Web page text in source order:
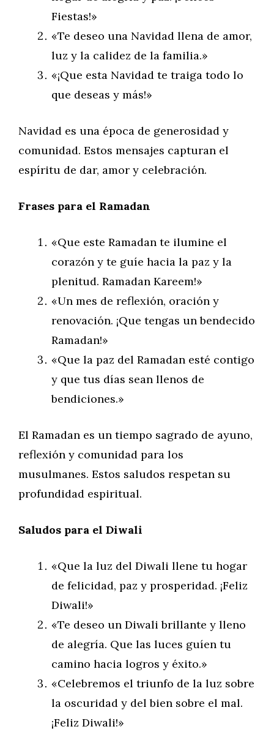
Fiestas!»
«Te deseo una Navidad llena de amor,
luz y la calidez de la familia.»
«¡Que esta Navidad te traiga todo lo
que deseas y más!»
Navidad es una época de generosidad y
comunidad. Estos mensajes capturan el
espíritu de dar, amor y celebración.
Frases para el Ramadan
«Que este Ramadan te ilumine el
corazón y te guíe hacia la paz y la
plenitud. Ramadan Kareem!»
«Un mes de reflexión, oración y
renovación. ¡Que tengas un bendecido
Ramadan!»
«Que la paz del Ramadan esté contigo
y que tus días sean llenos de
bendiciones.»
El Ramadan es un tiempo sagrado de ayuno,
reflexión y comunidad para los
musulmanes. Estos saludos respetan su
profundidad espiritual.
Saludos para el Diwali
«Que la luz del Diwali llene tu hogar
de felicidad, paz y prosperidad. ¡Feliz
Diwali!»
«Te deseo un Diwali brillante y lleno
de alegría. Que las luces guíen tu
camino hacia logros y éxito.»
«Celebremos el triunfo de la luz sobre
la oscuridad y del bien sobre el mal.
¡Feliz Diwali!»